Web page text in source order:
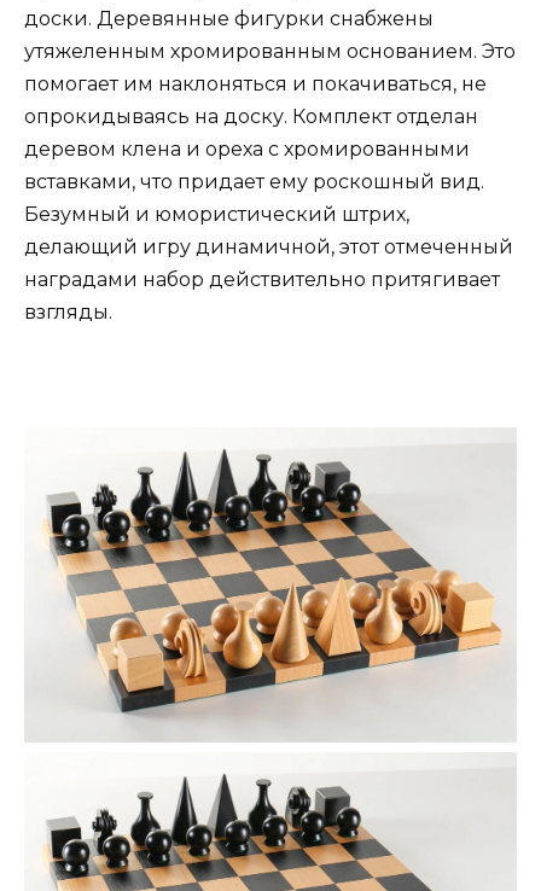
доски. Деревянные фигурки снабжены
утяжеленным хромированным основанием. Это
помогает им наклоняться и покачиваться, не
опрокидываясь на доску. Комплект отделан
деревом клена и ореха с хромированными
вставками, что придает ему роскошный вид.
Безумный и юмористический штрих,
делающий игру динамичной, этот отмеченный
наградами набор действительно притягивает
взгляды.